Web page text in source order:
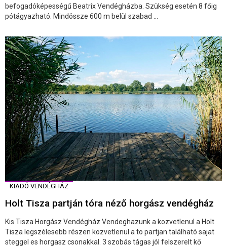
befogadóképességű Beatrix Vendégházba. Szükség esetén 8 főig
pótágyazható. Mindössze 600 m belül szabad ...
KIADÓ VENDÉGHÁZ
Holt Tisza partján tóra néző horgász vendégház
Kis Tisza Horgász Vendégház Vendeghazunk a kozvetlenul a Holt
Tisza legszélesebb részen kozvetlenul a to partjan található sajat
steggel es horgasz csonakkal. 3 szobás tágas jól felszerelt kő